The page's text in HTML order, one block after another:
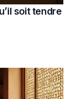
soit tendre